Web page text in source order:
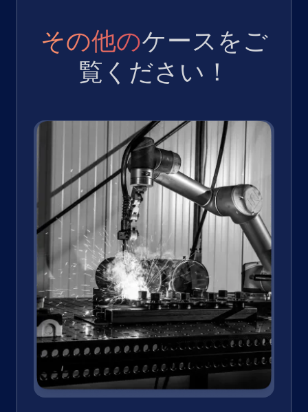
その他のケースをご
覧ください！